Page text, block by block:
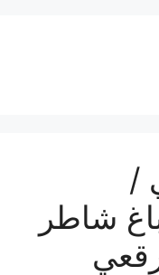
/
/ صباغ شاطر